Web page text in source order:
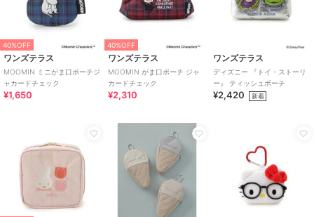
40%OFF
ワンズテラス
MOOMIN ミニがま口ポーチジ
ャカードチェック
¥1,650
40%OFF
ワンズテラス
MOOMIN がま口ポーチ ジャ
カードチェック
¥2,310
ワンズテラス
ディズニー 『トイ・ストーリ
ー』 ティッシュポーチ
¥2,420 新着